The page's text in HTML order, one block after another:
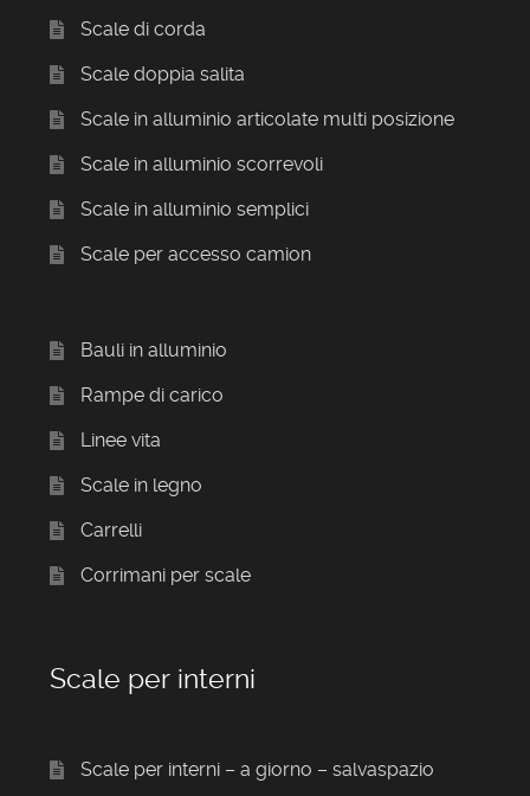
Scale di corda
Scale doppia salita
Scale in alluminio articolate multi posizione
Scale in alluminio scorrevoli
Scale in alluminio semplici
Scale per accesso camion
Bauli in alluminio
Rampe di carico
Linee vita
Scale in legno
Carrelli
Corrimani per scale
Scale per interni
Scale per interni – a giorno – salvaspazio